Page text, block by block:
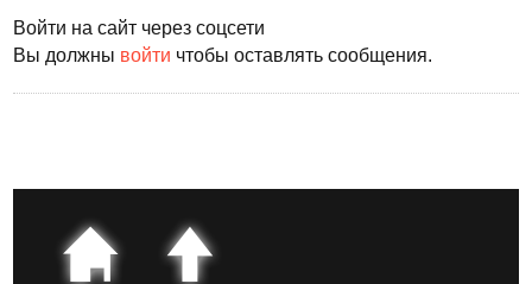
Войти на сайт через соцсети
Вы должны войти чтобы оставлять сообщения.